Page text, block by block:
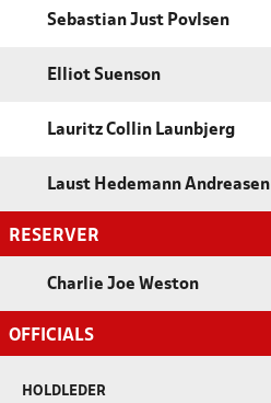
Sebastian Just Povlsen
Elliot Suenson
Lauritz Collin Launbjerg
Laust Hedemann Andreasen
RESERVER
Charlie Joe Weston
OFFICIALS
HOLDLEDER